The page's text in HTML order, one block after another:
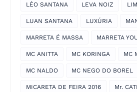
LÉO SANTANA LEVA NOIZ
LUAN SANTANA LUXÚRIA
MARRETA É MASSA MARRETA
MC ANITTA MC KORINGA MC
MC NALDO MC NEGO DO BOREL
MICARETA DE FEIRA 2016 Mr.